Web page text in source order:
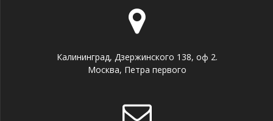
Калининград, Дзержинского 138, оф 2.
Москва, Петра первого